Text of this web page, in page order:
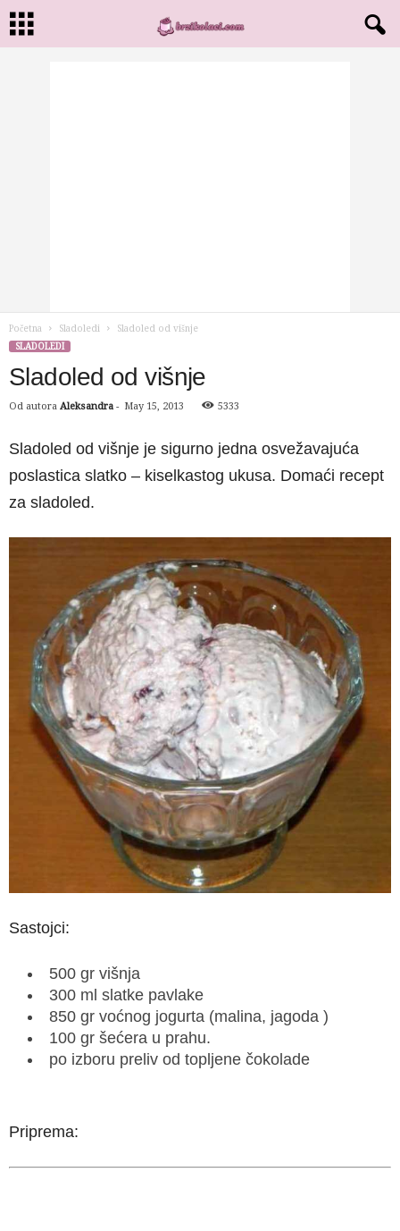
Početna Sladoledi
Sladoled od višnje
SLADOLEDI
Sladoled od višnje
Od autora Aleksandra - May 15, 2013 5333
Sladoled od višnje je sigurno jedna osvežavajuća
poslastica slatko – kiselkastog ukusa. Domaći recept
za sladoled.
Sastojci:
500 gr višnja
300 ml slatke pavlake
850 gr voćnog jogurta (malina, jagoda )
100 gr šećera u prahu.
po izboru preliv od topljene čokolade
Priprema: